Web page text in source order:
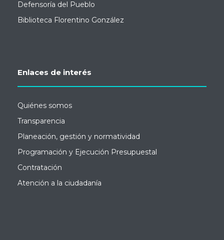
Defensoría del Pueblo
Biblioteca Florentino González
Enlaces de interés
Quiénes somos
Transparencia
Planeación, gestión y normatividad
Programación y Ejecución Presupuestal
Contratación
Atención a la ciudadanía